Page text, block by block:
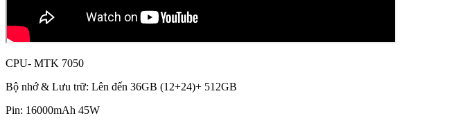
CPU- MTK 7050
Bộ nhớ & Lưu trữ: Lên đến 36GB (12+24)+ 512GB
Pin: 16000mAh 45W